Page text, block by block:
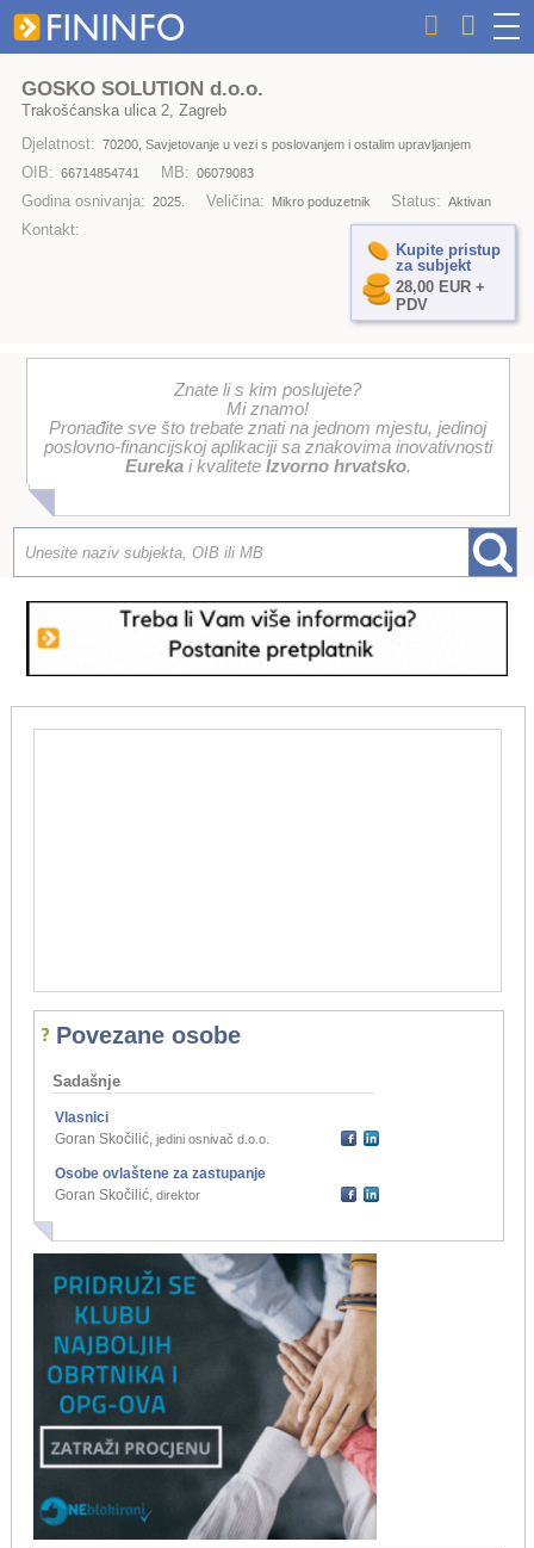
GOSKO SOLUTION d.o.o.
Trakošćanska ulica 2, Zagreb
Djelatnost: 70200, Savjetovanje u vezi s poslovanjem i ostalim upravljanjem
OIB: 66714854741 MB: 06079083
Godina osnivanja: 2025. Veličina: Mikro poduzetnik Status: Aktivan
Kontakt:
Kupite pristup
za subjekt
28,00 EUR +
PDV
Znate li s kim poslujete?
Mi znamo!
Pronađite sve što trebate znati na jednom mjestu, jedinoj
poslovno-financijskoj aplikaciji sa znakovima inovativnosti
Eurekai kvalitete Izvorno hrvatsko.
Povezane osobe
Sadašnje
Vlasnici
Goran Skočilić, jedini osnivač d.o.o.
Osobe ovlaštene za zastupanje
Goran Skočilić, direktor